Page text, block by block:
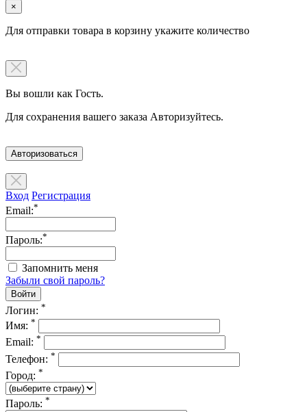
×
Для отправки товара в корзину укажите количество
Вы вошли как Гость.
Для сохранения вашего заказа Авторизуйтесь.
Авторизоваться
Вход Регистрация
Email:*
Пароль:*
Запомнить меня
Забыли свой пароль?
Логин: *
Имя: *
Email: *
Телефон: *
Город: *
Пароль: *